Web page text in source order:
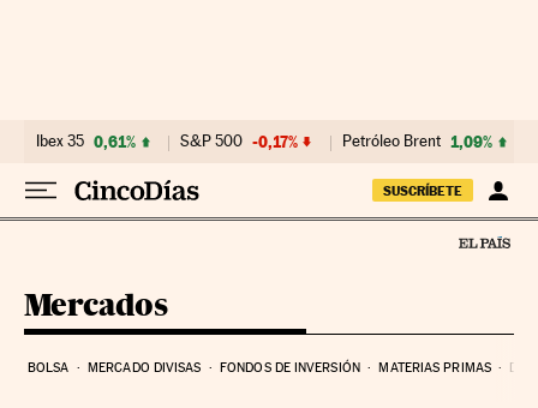
Ibex 35 0,61% S&P 500 -0,17% Petróleo Brent 1,09%
SUSCRÍBETE
Mercados
BOLSA MERCADO DIVISAS FONDOS DE INVERSIÓN MATERIAS PRIMAS